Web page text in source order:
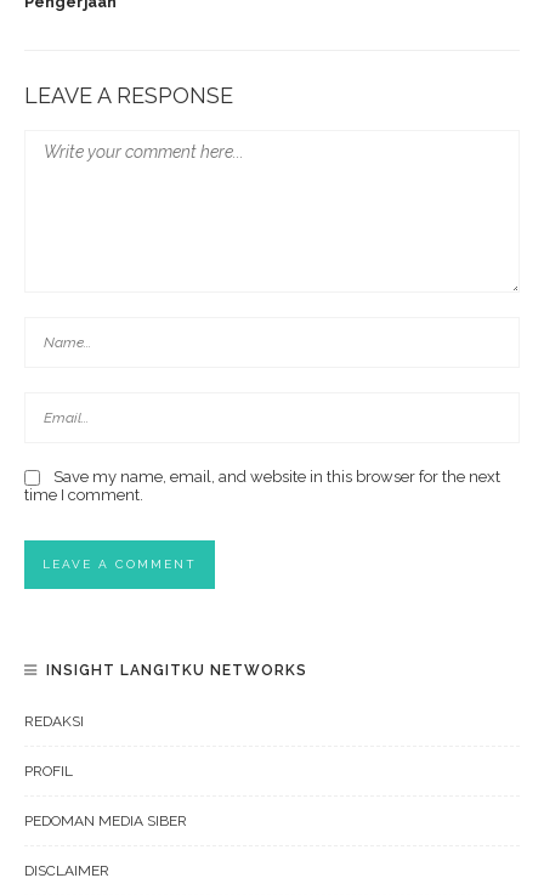
LEAVE A RESPONSE
Save my name, email, and website in this browser for the next
time I comment.
INSIGHT LANGITKU NETWORKS
REDAKSI
PROFIL
PEDOMAN MEDIA SIBER
DISCLAIMER